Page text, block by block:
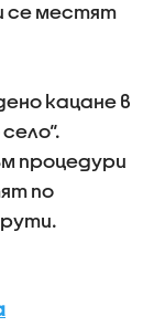
се местят
кацане в
процедури
по